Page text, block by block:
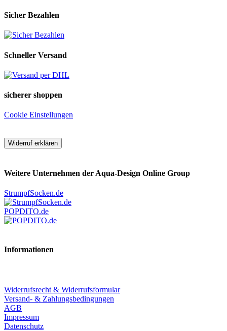
Sicher Bezahlen
Schneller Versand
sicherer shoppen
Cookie Einstellungen
Widerruf erklären
Weitere Unternehmen der Aqua-Design Online Group
StrumpfSocken.de
POPDITO.de
Informationen
Widerrufsrecht & Widerrufsformular
Versand- & Zahlungsbedingungen
AGB
Impressum
Datenschutz